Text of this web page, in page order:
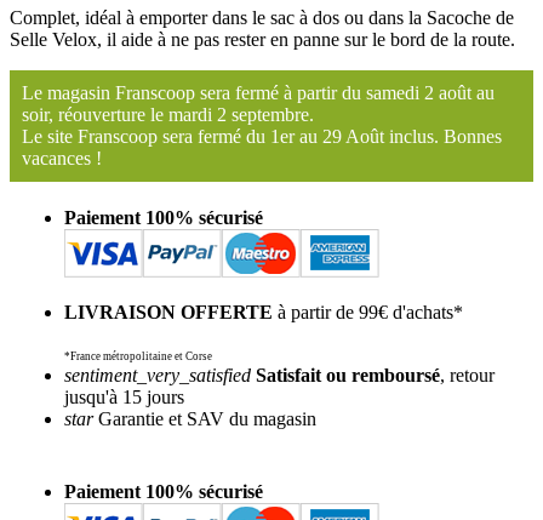
Complet, idéal à emporter dans le sac à dos ou dans la Sacoche de
Selle Velox, il aide à ne pas rester en panne sur le bord de la route.
Le magasin Franscoop sera fermé à partir du samedi 2 août au
soir, réouverture le mardi 2 septembre.
Le site Franscoop sera fermé du 1er au 29 Août inclus. Bonnes
vacances !
Paiement 100% sécurisé
LIVRAISON OFFERTE à partir de 99€ d'achats*
*France métropolitaine et Corse
sentiment_very_satisfied Satisfait ou remboursé, retour
jusqu'à 15 jours
starGarantie et SAV du magasin
Paiement 100% sécurisé